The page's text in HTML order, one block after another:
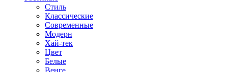
Стиль
Классические
Современные
Модерн
Хай-тек
Цвет
Белые
Венге